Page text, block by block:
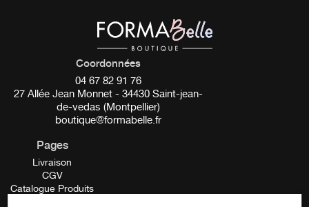
Appliquer la pâte de contour :Utilisez un pinceau plat
pour dessiner des lignes nettes autour des sourcils.
Humidifiez d’abord le pinceau.
Commencer le traitement :
teinture hybride, tandis que la pâte de contour protège
la peau des tâches.
Pour retirer :
essuyez simplement la pâte avec un coton humide.
Attention :Ce produit est destiné à un usage
Coordonnées
04 67 82 91 76
27 Allée Jean Monnet - 34430 Saint-jean-
de-vedas (Montpellier)
boutique@formabelle.fr
Pages
Livraison
CGV
Catalogue Produits